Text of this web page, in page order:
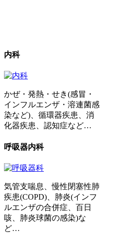
内科
かぜ・発熱・せき(感冒・
インフルエンザ・溶連菌感
染など)、循環器疾患、消
化器疾患、認知症など…
呼吸器内科
気管支喘息、慢性閉塞性肺
疾患(COPD)、肺炎(インフ
ルエンザの合併症、百日
咳、肺炎球菌の感染)な
ど…